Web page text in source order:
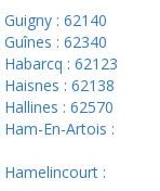
: 62140
: 62340
: 62123
: 62138
: 62570
En-Artois :
: